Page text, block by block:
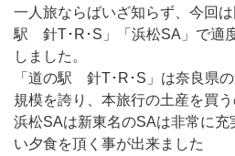
一人旅ならばいざ知らず、今回
駅 針T･R･S」「浜松SA」で適
しました。
「道の駅 針T･R･S」は奈良県
規模を誇り、本旅行の土産を買
浜松SAは新東名のSAは非常に充
い夕食を頂く事が出来ました